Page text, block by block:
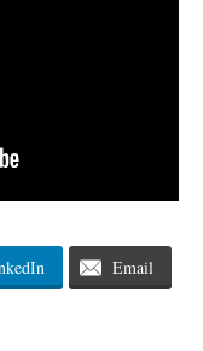
Email